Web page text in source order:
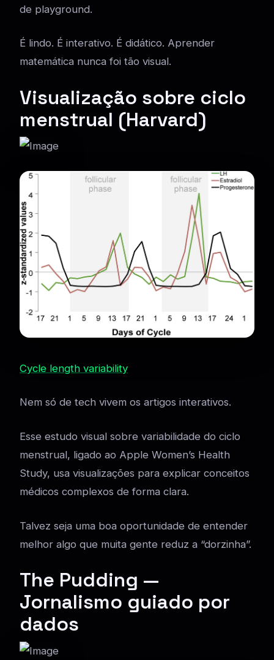
de playground.
É lindo. É interativo. É didático. Aprender
matemática nunca foi tão visual.
Visualização sobre ciclo
menstrual (Harvard)
Cycle length variability
Nem só de tech vivem os artigos interativos.
Esse estudo visual sobre variabilidade do ciclo
menstrual, ligado ao Apple Women’s Health
Study, usa visualizações para explicar conceitos
médicos complexos de forma clara.
Talvez seja uma boa oportunidade de entender
melhor algo que muita gente reduz a “dorzinha”.
The Pudding —
Jornalismo guiado por
dados